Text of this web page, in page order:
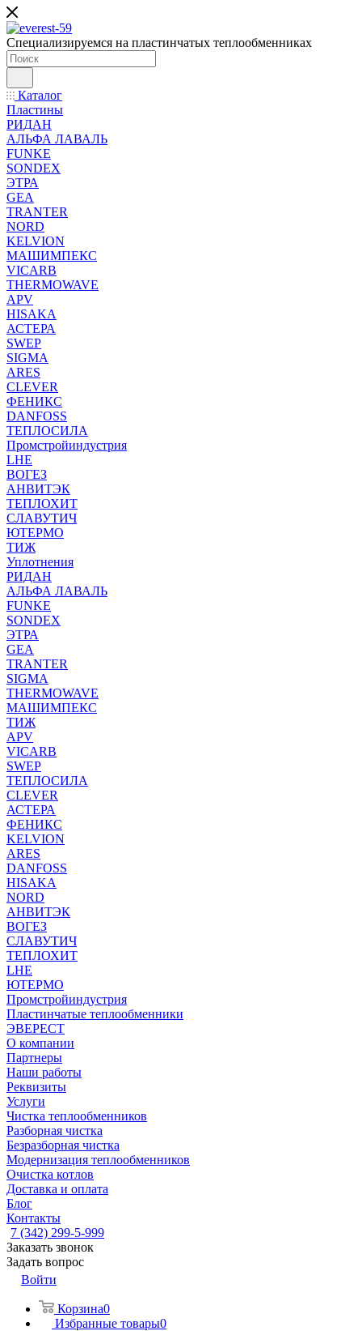
Специализируемся на пластинчатых теплообменниках
Каталог
Пластины
РИДАН
АЛЬФА ЛАВАЛЬ
FUNKE
SONDEX
ЭТРА
GEA
TRANTER
NORD
KELVION
МАШИМПЕКС
VICARB
THERMOWAVE
APV
HISAKA
АСТЕРА
SWEP
SIGMA
ARES
CLEVER
ФЕНИКС
DANFOSS
ТЕПЛОСИЛА
Промстройиндустрия
LHE
ВОГЕЗ
АНВИТЭК
ТЕПЛОХИТ
СЛАВУТИЧ
ЮТЕРМО
ТИЖ
Уплотнения
РИДАН
АЛЬФА ЛАВАЛЬ
FUNKE
SONDEX
ЭТРА
GEA
TRANTER
SIGMA
THERMOWAVE
МАШИМПЕКС
ТИЖ
APV
VICARB
SWEP
ТЕПЛОСИЛА
CLEVER
АСТЕРА
ФЕНИКС
KELVION
ARES
DANFOSS
HISAKA
NORD
АНВИТЭК
ВОГЕЗ
СЛАВУТИЧ
ТЕПЛОХИТ
LHE
ЮТЕРМО
Промстройиндустрия
Пластинчатые теплообменники
ЭВЕРЕСТ
О компании
Партнеры
Наши работы
Реквизиты
Услуги
Чистка теплообменников
Разборная чистка
Безразборная чистка
Модернизация теплообменников
Очистка котлов
Доставка и оплата
Блог
Контакты
7 (342) 299-5-999
Заказать звонок
Задать вопрос
Войти
Корзина0
Избранные товары0